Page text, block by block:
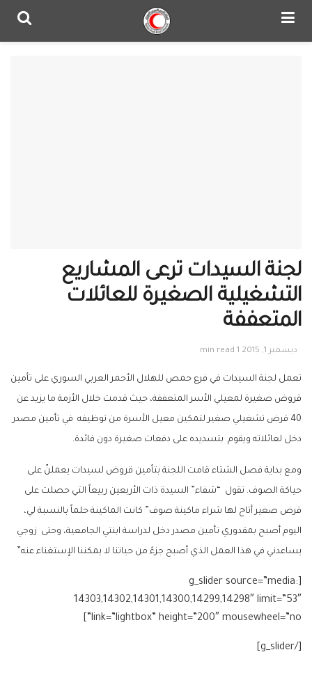
لجنة السيدات ترعى المشاريع
التشغيلية الصغيرة للعائلات
المتعففة
ديسمبر 1, 2015 1 min read
تعمل لجنة السيدات في فرع حمص للهلال الأحمر العربي السوري على تأمين
قروض صغيرة لمعيلي الأسر المتعففة، حيث قدمت خلال الأزمة ما يزيد عن
40 قرض تشغيلي صغير لتمكين معيل الأسرة من توظيفه في تأمين مصدر
دخل لعائلاته ويقوم بتسديده على دفعات صغيرة دون فائدة.
ومع بداية فصل الشتاء قامت اللجنة بتأمين قروض لسيدات يعملنّ على
حياكة الصوف. تقول “شفاء” السيدة ذات الأربعين ربيعاً التي حصلت على
قرض صغير أتاح لها شراء ماكينة صوف” كانت الماكينة حلماً بالنسبة لي،
اليوم أصبح بمقدوري تأمين مصدر دخل لدراسة ابنتي الجامعية، وحتى زوجي
يساعدني في هذا العمل الذي أصبح جزءً من حياتنا لا يمكننا الإستغناء عنه”
[g_slider source=”media:
14303,14302,14301,14300,14299,14298″ limit=”53″
link=”lightbox” height=”200″ mousewheel=”no”]
[/g_slider]